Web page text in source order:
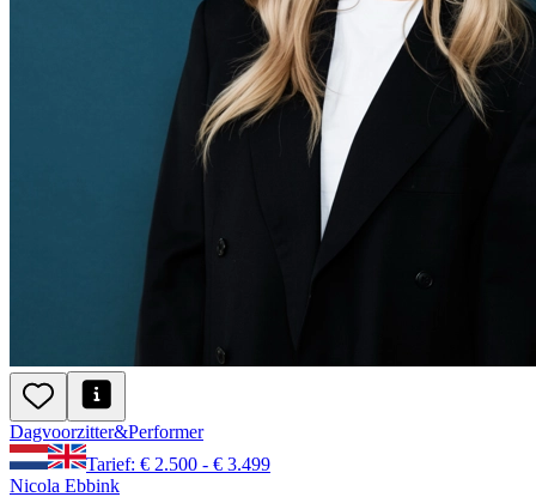
Dagvoorzitter&Performer
Tarief: € 2.500 - € 3.499
Nicola Ebbink